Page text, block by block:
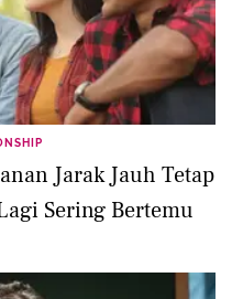
Jarak Jauh Tetap
Sering Bertemu